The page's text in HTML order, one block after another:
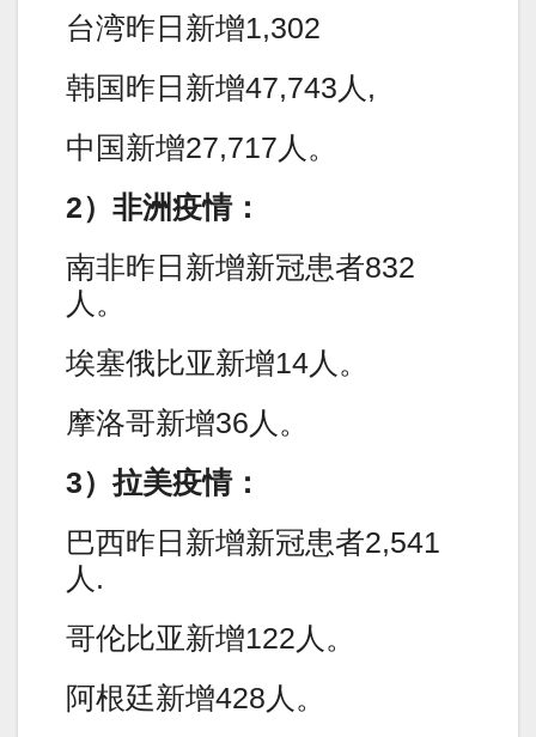
台湾昨日新增1,302
韩国昨日新增47,743人,
中国新增27,717人。
2）非洲疫情：
南非昨日新增新冠患者832
人。
埃塞俄比亚新增14人。
摩洛哥新增36人。
3）拉美疫情：
巴西昨日新增新冠患者2,541
人.
哥伦比亚新增122人。
阿根廷新增428人。